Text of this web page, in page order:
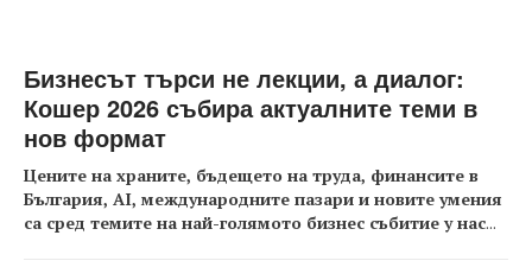
Бизнесът търси не лекции, а диалог:
Кошер 2026 събира актуалните теми в
нов формат
Цените на храните, бъдещето на труда, финансите в
България, AI, международните пазари и новите умения
са сред темите на най-голямото бизнес събитие у нас...